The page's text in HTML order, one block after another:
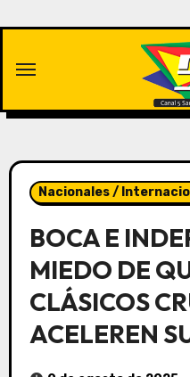
contenido
Nacionales /
BOCA E
MIEDO DE
CLÁSICOS
ACELEREN